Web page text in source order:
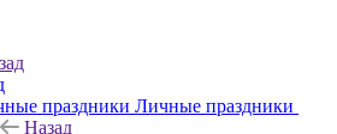
Личные праздники
Назад